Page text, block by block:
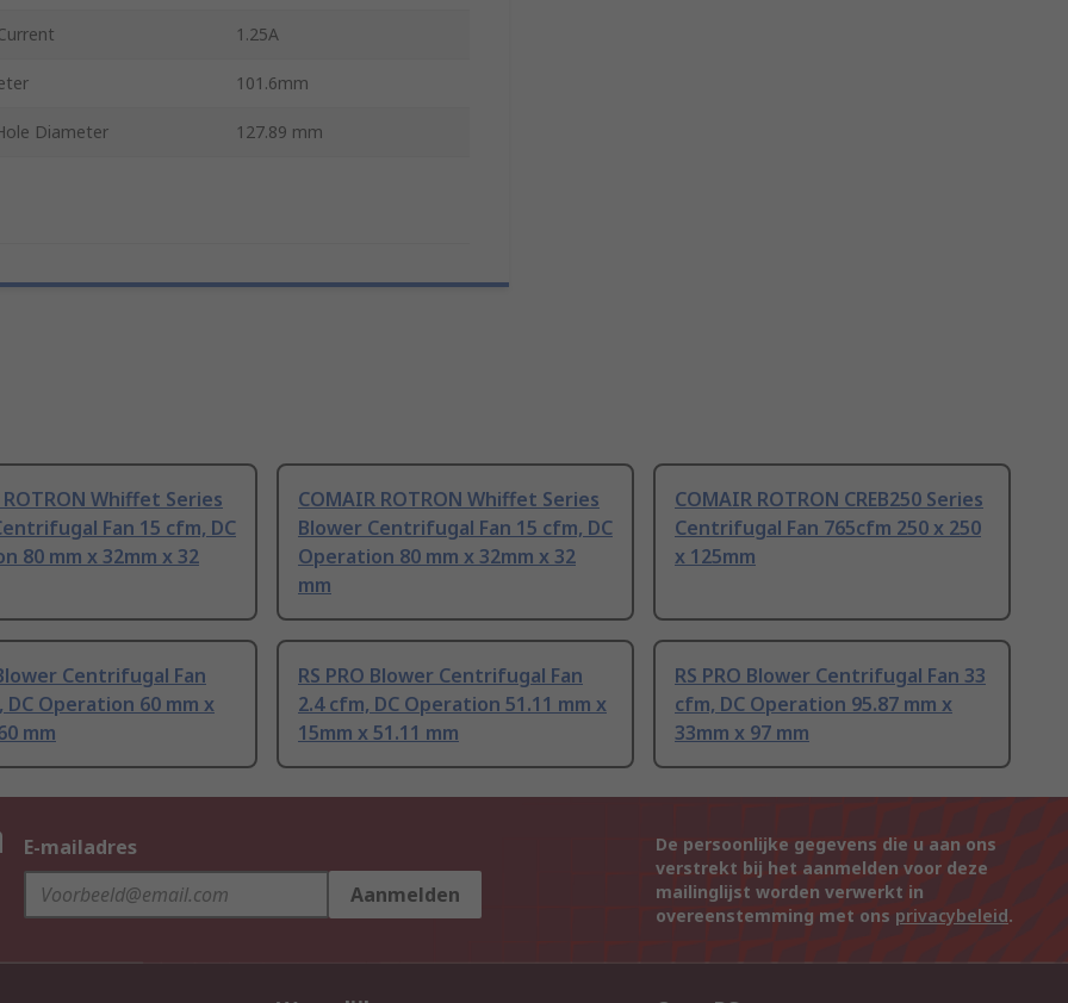
1.25A
101.6mm
Diameter 127.89 mm
ROTRON Whiffet Series
Fan 15 cfm, DC
80 mm x 32mm x 32
COMAIR ROTRON Whiffet Series
Blower Centrifugal Fan 15 cfm, DC
Operation 80 mm x 32mm x 32
mm
COMAIR ROTRON CREB250 Series
Centrifugal Fan 765cfm 250 x 250
x 125mm
Centrifugal Fan
DC Operation 60 mm x
mm
RS PRO Blower Centrifugal Fan
2.4 cfm, DC Operation 51.11 mm x
15mm x 51.11 mm
RS PRO Blower Centrifugal Fan 33
cfm, DC Operation 95.87 mm x
33mm x 97 mm
E-mailadres
Aanmelden
De persoonlijke gegevens die u aan ons
verstrekt bij het aanmelden voor deze
mailinglijst worden verwerkt in
overeenstemming met ons privacybeleid.